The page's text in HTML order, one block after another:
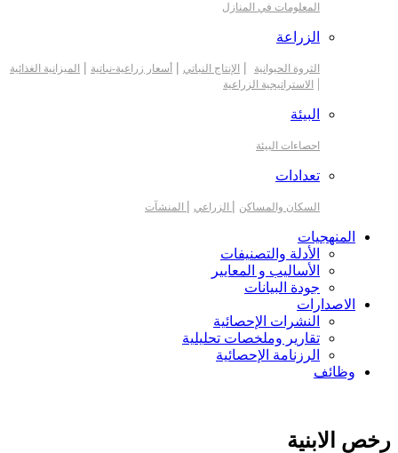
المعلومات في المنازل
الزراعة
الثروة الحيوانية | الإنتاج النباتي | أسعار زراعية-نباتية | الميزانية الغذائية
| الاستراتيجية الزراعية
البيئة
احصاءات البيئة
تعدادات
السكان والمساكن | الزراعي | المنشآت
المنهجيات
الأدلة والتصنيفات
الأساليب و المعايير
جودة البيانات
الاصدارات
النشرات الإحصائية
تقارير وملخصات تحليلية
الرزنامة الإحصائية
وظائف
رخص الابنية